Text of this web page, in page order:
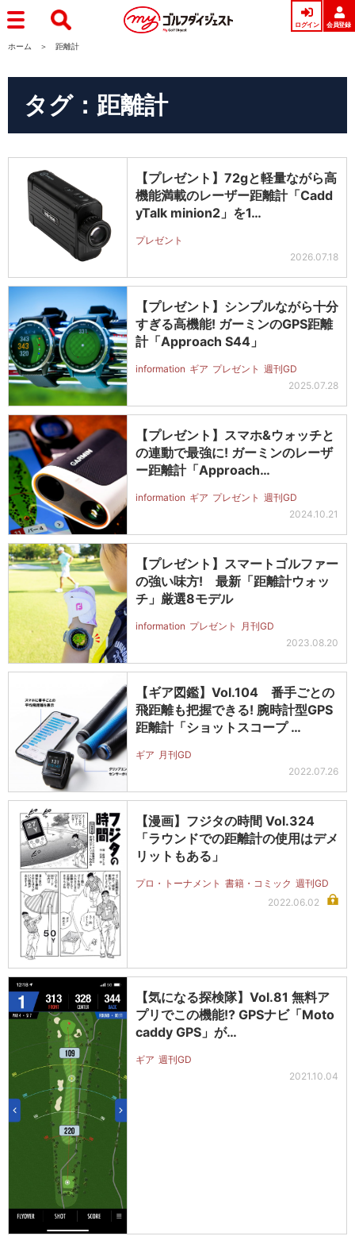
ログイン 会員登録
ホーム 距離計
タグ：距離計
【プレゼント】72gと軽量ながら高
機能満載のレーザー距離計「Cadd
yTalk minion2」を1…
プレゼント
2026.07.18
【プレゼント】シンプルながら十分
すぎる高機能! ガーミンのGPS距離
計「Approach S44」
information ギア プレゼント 週刊GD
2025.07.28
【プレゼント】スマホ&ウォッチと
の連動で最強に! ガーミンのレーザ
ー距離計「Approach…
information ギア プレゼント 週刊GD
2024.10.21
【プレゼント】スマートゴルファー
の強い味方! 最新「距離計ウォッ
チ」厳選8モデル
information プレゼント
月刊GD
2023.08.20
【ギア図鑑】Vol.104 番手ごとの
飛距離も把握できる! 腕時計型GPS
距離計「ショットスコープ …
ギア 月刊GD
2022.07.26
【漫画】フジタの時間 Vol.324
「ラウンドでの距離計の使用はデメ
リットもある」
プロ・トーナメント 書籍・コミック 週刊GD
2022.06.02
【気になる探検隊】Vol.81 無料ア
プリでこの機能!? GPSナビ「Moto
caddy GPS」が…
ギア 週刊GD
2021.10.04